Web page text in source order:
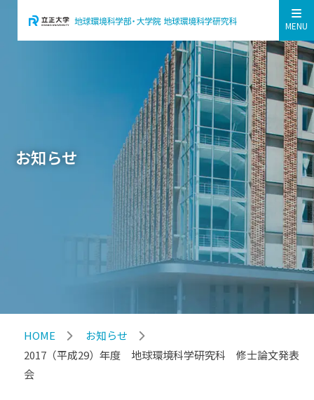
MENU
お知らせ
HOME
お知らせ
2017（平成29）年度 地球環境科学研究科 修士論文発表
会